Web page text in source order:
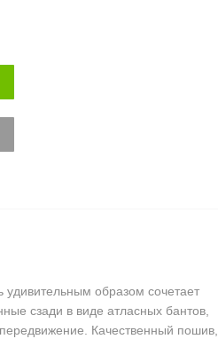
образом сочетает
сзади в виде атласных бантов,
Качественный пошив,